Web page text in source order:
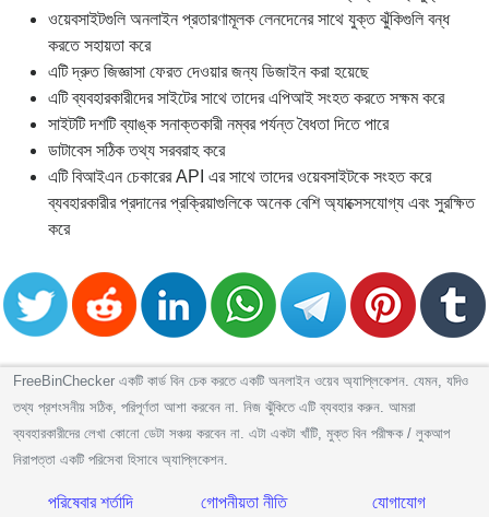
ওয়েবসাইটগুলি অনলাইন প্রতারণামূলক লেনদেনের সাথে যুক্ত ঝুঁকিগুলি বন্ধ
করতে সহায়তা করে
এটি দ্রুত জিজ্ঞাসা ফেরত দেওয়ার জন্য ডিজাইন করা হয়েছে
এটি ব্যবহারকারীদের সাইটের সাথে তাদের এপিআই সংহত করতে সক্ষম করে
সাইটটি দশটি ব্যাঙ্ক সনাক্তকারী নম্বর পর্যন্ত বৈধতা দিতে পারে
ডাটাবেস সঠিক তথ্য সরবরাহ করে
এটি বিআইএন চেকারের API এর সাথে তাদের ওয়েবসাইটকে সংহত করে
ব্যবহারকারীর প্রদানের প্রক্রিয়াগুলিকে অনেক বেশি অ্যাক্সেসযোগ্য এবং সুরক্ষিত
করে
FreeBinChecker একটি কার্ড বিন চেক করতে একটি অনলাইন ওয়েব অ্যাপ্লিকেশন. যেমন, যদিও
তথ্য প্রশংসনীয় সঠিক, পরিপূর্ণতা আশা করবেন না. নিজ ঝুঁকিতে এটি ব্যবহার করুন. আমরা
ব্যবহারকারীদের লেখা কোনো ডেটা সঞ্চয় করবেন না. এটা একটা খাঁটি, মুক্ত বিন পরীক্ষক / লুকআপ
নিরাপত্তা একটি পরিসেবা হিসাবে অ্যাপ্লিকেশন.
পরিষেবার শর্তাদি গোপনীয়তা নীতি যোগাযোগ